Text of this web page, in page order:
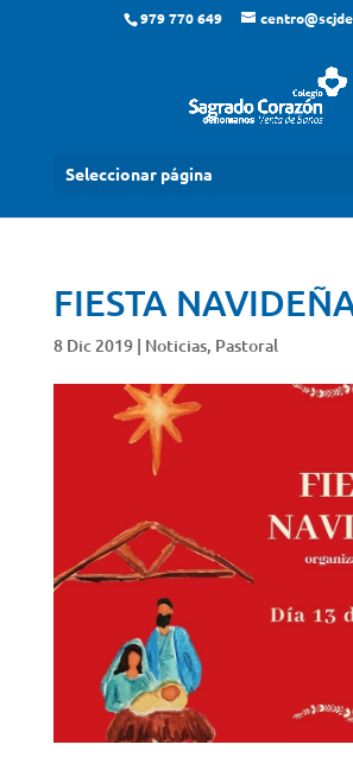
979 770 649
Seleccionar página
FIESTA
8 Dic 2019| Noticias, Pastoral